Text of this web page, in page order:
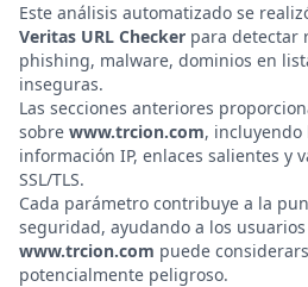
Este análisis automatizado se
Veritas URL Checker para detectar
phishing, malware, dominios en
inseguras.
Las secciones anteriores
sobre www.trcion.com, incluyendo
información IP, enlaces salientes y
SSL/TLS.
Cada parámetro contribuye a la
seguridad, ayudando a los
www.trcion.com puede
potencialmente peligroso.